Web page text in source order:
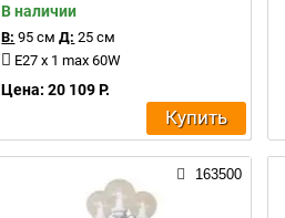
В наличии
В: 95 см Д: 25 см
E27 x 1 max 60W
Цена: 20 109 Р.
Купить
163500